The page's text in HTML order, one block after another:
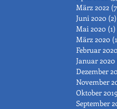
März 2022
Juni 2020 (2)
Mai 2020 (1)
März 2020
Februar
Januar 2020
Dezember
November
Oktober
September